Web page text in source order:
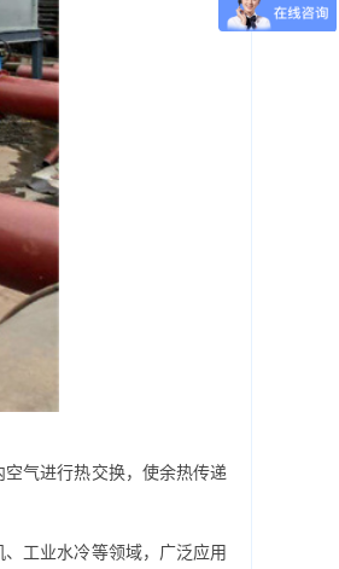
气进行热交换，使余热传递
工业水冷等领域，广泛应用